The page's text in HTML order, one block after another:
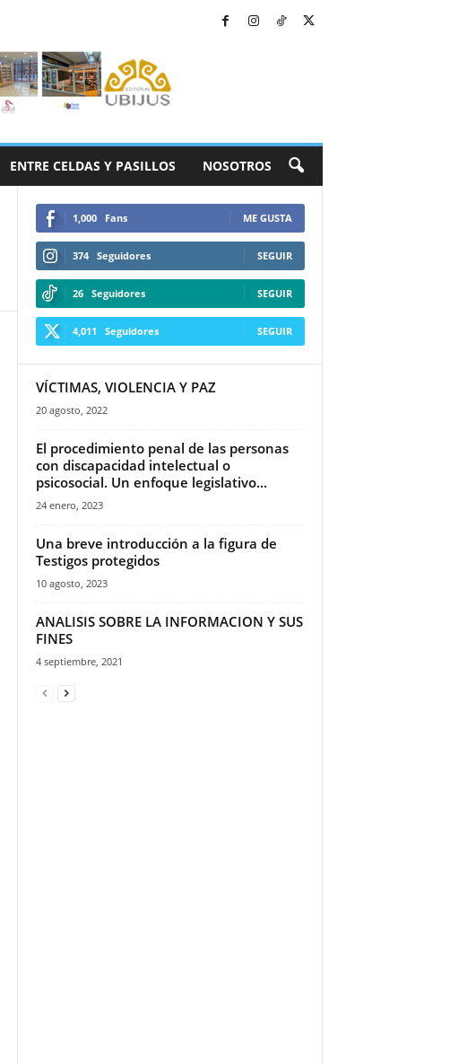
ENTRE CELDAS Y PASILLOS NOSOTROS
1,000 Fans ME GUSTA
374 Seguidores SEGUIR
26 Seguidores SEGUIR
4,011 Seguidores SEGUIR
VÍCTIMAS, VIOLENCIA Y PAZ
20 agosto, 2022
El procedimiento penal de las personas
con discapacidad intelectual o
psicosocial. Un enfoque legislativo...
24 enero, 2023
Una breve introducción a la figura de
Testigos protegidos
10 agosto, 2023
ANALISIS SOBRE LA INFORMACION Y SUS
FINES
4 septiembre, 2021